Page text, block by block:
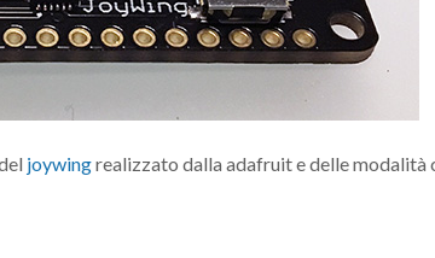
joywingrealizzato dalla adafruit e delle modalità